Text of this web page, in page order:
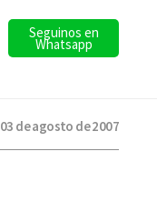
Seguinos en
Whatsapp
03 de agosto de 2007